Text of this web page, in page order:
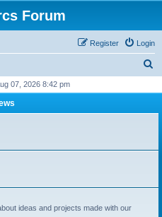
Forum
Login
Register
r
h
07, 2026 8:42 pm
ideas and projects made with our